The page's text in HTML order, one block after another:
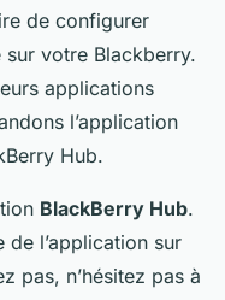
de configurer
sur votre Blackberry.
applications
l’application
Hub.
BlackBerry Hub.
de l’application sur
pas, n’hésitez pas à